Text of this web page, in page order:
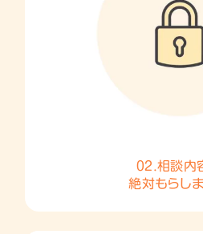
02.相談内
絶対もらし